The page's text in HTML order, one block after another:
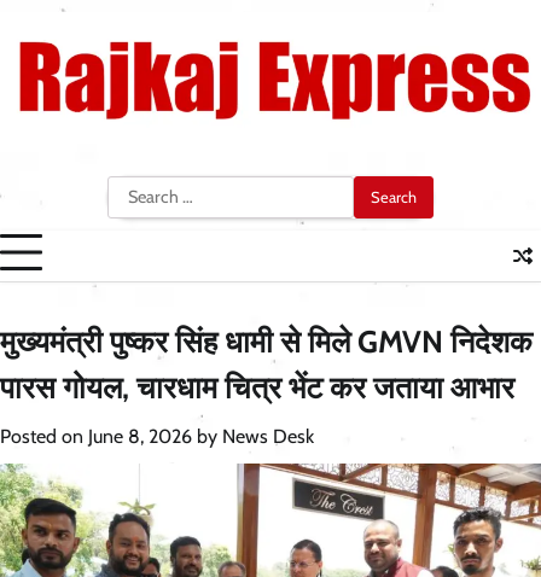
content
Search
for:
मुख्यमंत्री पुष्कर सिंह धामी से मिले GMVN निदेशक
पारस गोयल, चारधाम चित्र भेंट कर जताया आभार
Posted on June 8, 2026 by News Desk